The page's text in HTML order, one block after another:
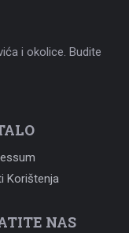
i okolice. Budite
Korištenja
NAS